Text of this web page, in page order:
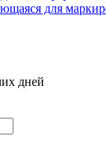
для
дней